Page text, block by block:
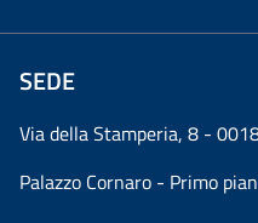
SEDE
Via della Stamperia, 8 -
Palazzo Cornaro - Primo